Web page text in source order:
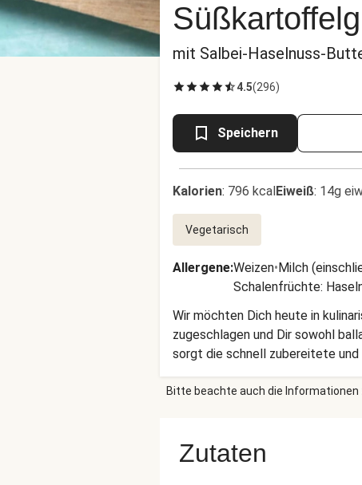
mit Salbei-Haselnuss-
4.5(296)
Speichern
Kalorien: 796 kcalEiweiß: 14g
Vegetarisch
Allergene:Weizen•Milch
Schalenfrüchte:
Wir möchten Dich heute in
zugeschlagen und Dir sowohl
sorgt die schnell zubereitete und
selbst gemachte Salbeibutter.
Bitte beachte auch die
Zutaten